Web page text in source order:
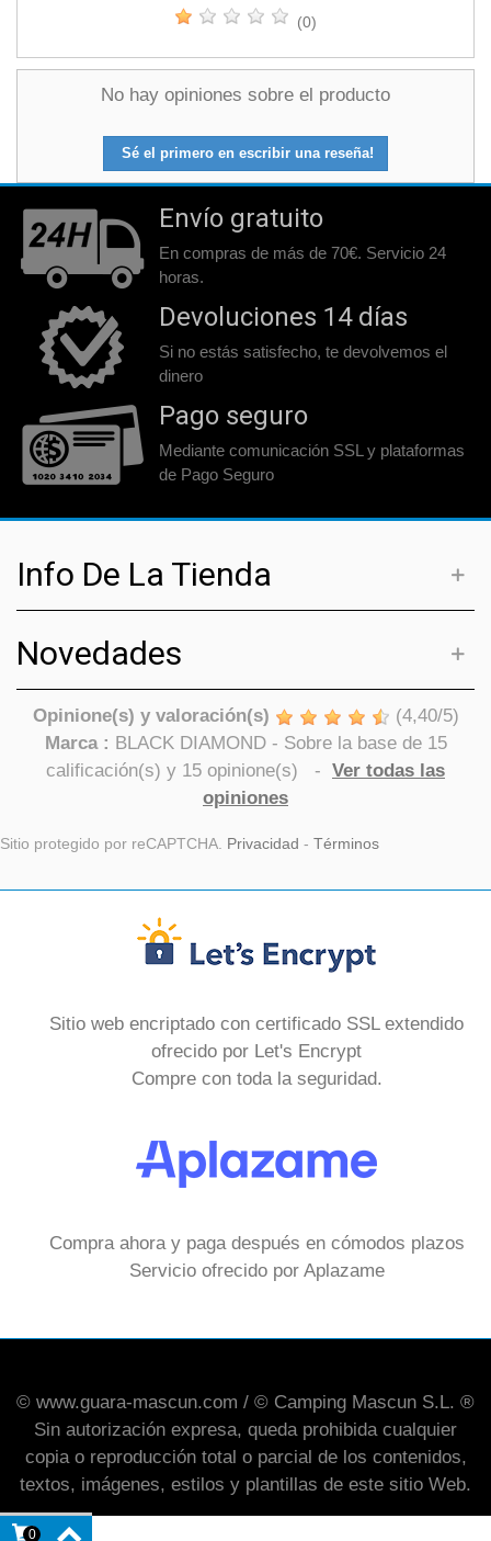
(0)
No hay opiniones sobre el producto
Sé el primero en escribir una reseña!
Envío gratuito
En compras de más de 70€. Servicio 24
horas.
Devoluciones 14 días
Si no estás satisfecho, te devolvemos el
dinero
Pago seguro
Mediante comunicación SSL y plataformas
de Pago Seguro
Info De La Tienda
Novedades
Opinione(s) y valoración(s) (4,40/5)
Marca : BLACK DIAMOND- Sobre la base de 15
calificación(s) y 15 opinione(s) - Ver todas las
opiniones
Sitio protegido por reCAPTCHA. Privacidad - Términos
Sitio web encriptado con certificado SSL extendido
ofrecido por Let's Encrypt
Compre con toda la seguridad.
Compra ahora y paga después en cómodos plazos
Servicio ofrecido por Aplazame
© www.guara-mascun.com / © Camping Mascun S.L. ®
Sin autorización expresa, queda prohibida cualquier
copia o reproducción total o parcial de los contenidos,
textos, imágenes, estilos y plantillas de este sitio Web.
0